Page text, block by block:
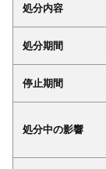
処分内容
処分期間
停止期間
処分中の影響